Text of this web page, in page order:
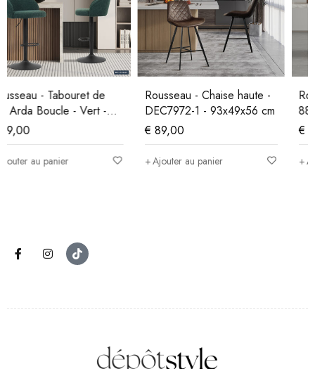
Rousseau - Chaise haute -
DEC7972-1 - 93x49x56 cm
€89,00
Ajouter au panier
Rousseau - Chaise haute -
88,5x53x50,5 cm
€119,00
Ajouter au panier